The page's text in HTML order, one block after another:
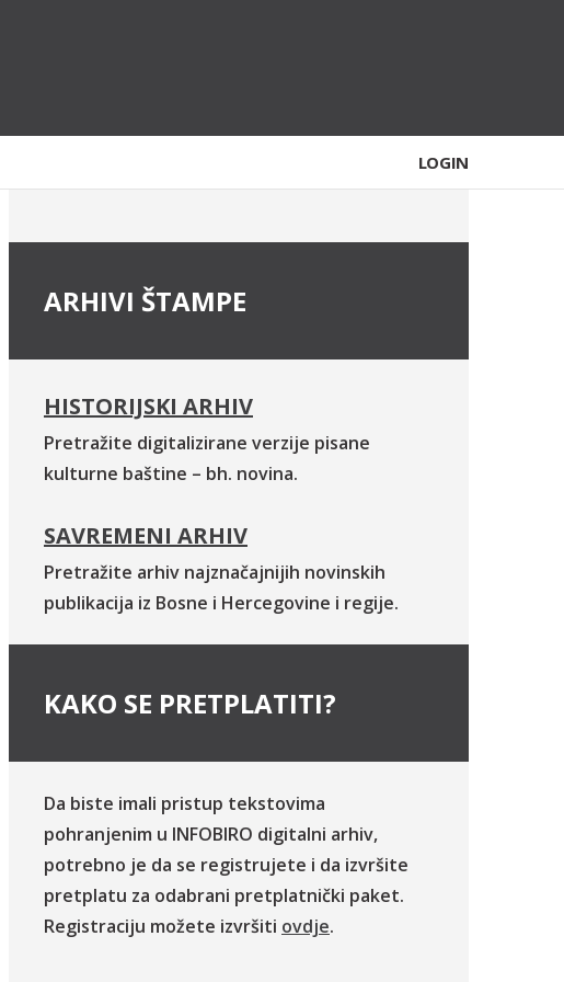
LOGIN
ARHIVI ŠTAMPE
HISTORIJSKI ARHIV
Pretražite digitalizirane verzije pisane
kulturne baštine – bh. novina.
SAVREMENI ARHIV
Pretražite arhiv najznačajnijih novinskih
publikacija iz Bosne i Hercegovine i regije.
KAKO SE PRETPLATITI?
Da biste imali pristup tekstovima
pohranjenim u INFOBIRO digitalni arhiv,
potrebno je da se registrujete i da izvršite
pretplatu za odabrani pretplatnički paket.
Registraciju možete izvršiti ovdje.